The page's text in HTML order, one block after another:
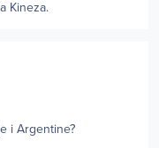
Kineza.
i Argentine?